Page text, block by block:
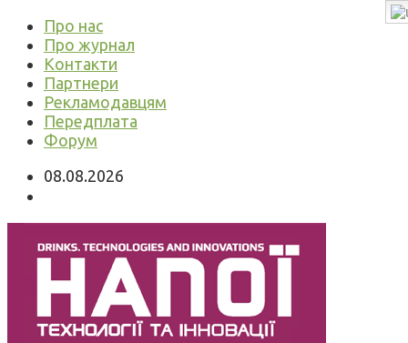
Про нас
Про журнал
Контакти
Партнери
Рекламодавцям
Передплата
Форум
08.08.2026